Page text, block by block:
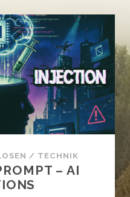
/ TECHNIK
– AI